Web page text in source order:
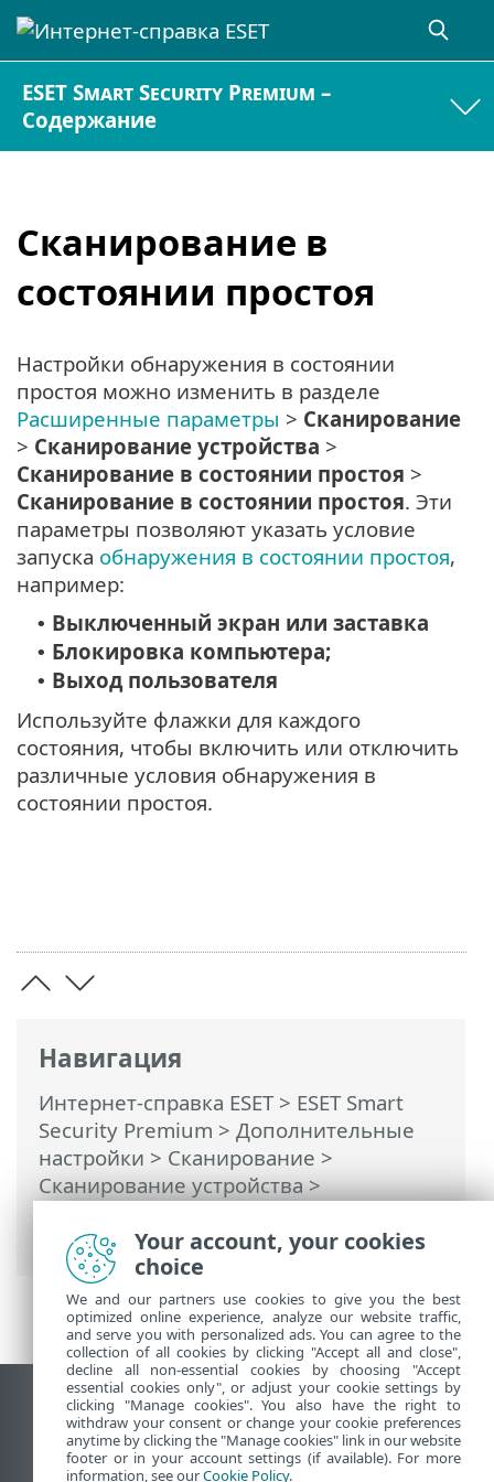
ESET Smart Security Premium –
Содержание
Сканирование в
состоянии простоя
Навигация
Интернет-справка ESET> ESET Smart
Security Premium > Дополнительные
настройки > Сканирование >
Сканирование устройства>
Сканирование в состоянии простоя
Настройки обнаружения в состоянии
простоя можно изменить в разделе
Расширенные параметры > Сканирование
> Сканирование устройства >
Сканирование в состоянии простоя >
Сканирование в состоянии простоя. Эти
параметры позволяют указать условие
запуска обнаружения в состоянии простоя,
например:
• Выключенный экран или заставка
• Блокировка компьютера;
• Выход пользователя
Используйте флажки для каждого
состояния, чтобы включить или отключить
различные условия обнаружения в
состоянии простоя.
Использовать сайт для ПК
End of Life
База знаний ESET
Your account, your cookies
choice
We and our partners use cookies to give you the best
optimized online experience, analyze our website traffic,
and serve you with personalized ads. You can agree to the
collection of all cookies by clicking "Accept all and close",
decline all non-essential cookies by choosing "Accept
essential cookies only", or adjust your cookie settings by
clicking "Manage cookies". You also have the right to
withdraw your consent or change your cookie preferences
anytime by clicking the "Manage cookies" link in our website
footer or in your account settings (if available). For more
information, see ourCookie Policy.